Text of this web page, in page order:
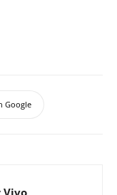
Google
Vivo